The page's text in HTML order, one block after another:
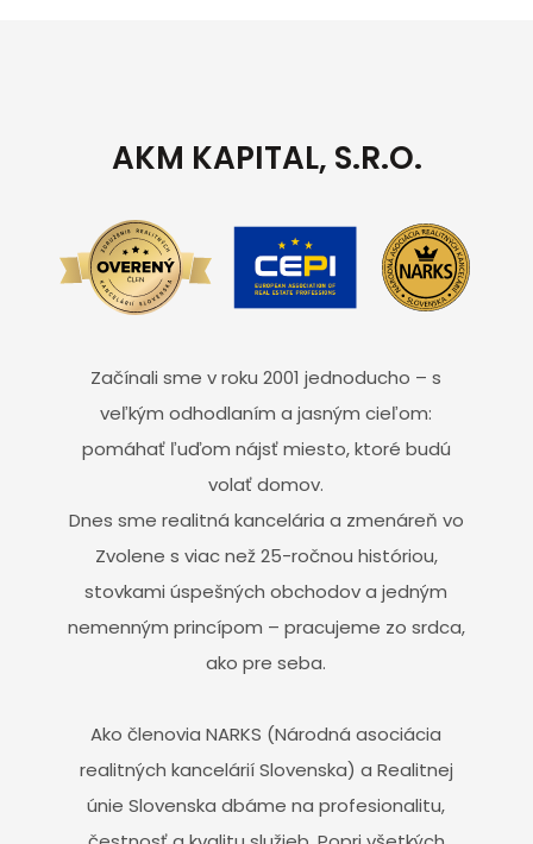
AKM KAPITAL, S.R.O.
Začínali sme v roku 2001 jednoducho – s
veľkým odhodlaním a jasným cieľom:
pomáhať ľuďom nájsť miesto, ktoré budú
volať domov.
Dnes sme realitná kancelária a zmenáreň vo
Zvolene s viac než 25-ročnou históriou,
stovkami úspešných obchodov a jedným
nemenným princípom – pracujeme zo srdca,
ako pre seba.
Ako členovia NARKS (Národná asociácia
realitných kancelárií Slovenska) a Realitnej
únie Slovenska dbáme na profesionalitu,